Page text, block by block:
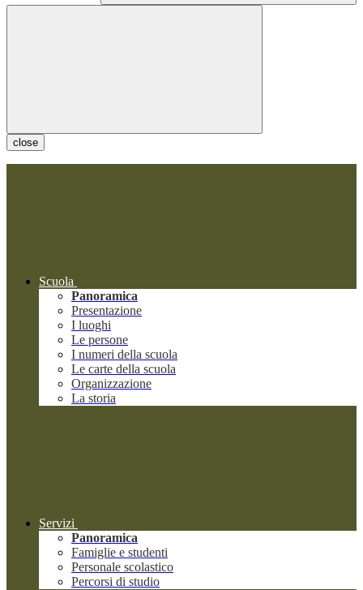
close
Scuola
Panoramica
Presentazione
I luoghi
Le persone
I numeri della scuola
Le carte della scuola
Organizzazione
La storia
Servizi
Panoramica
Famiglie e studenti
Personale scolastico
Percorsi di studio